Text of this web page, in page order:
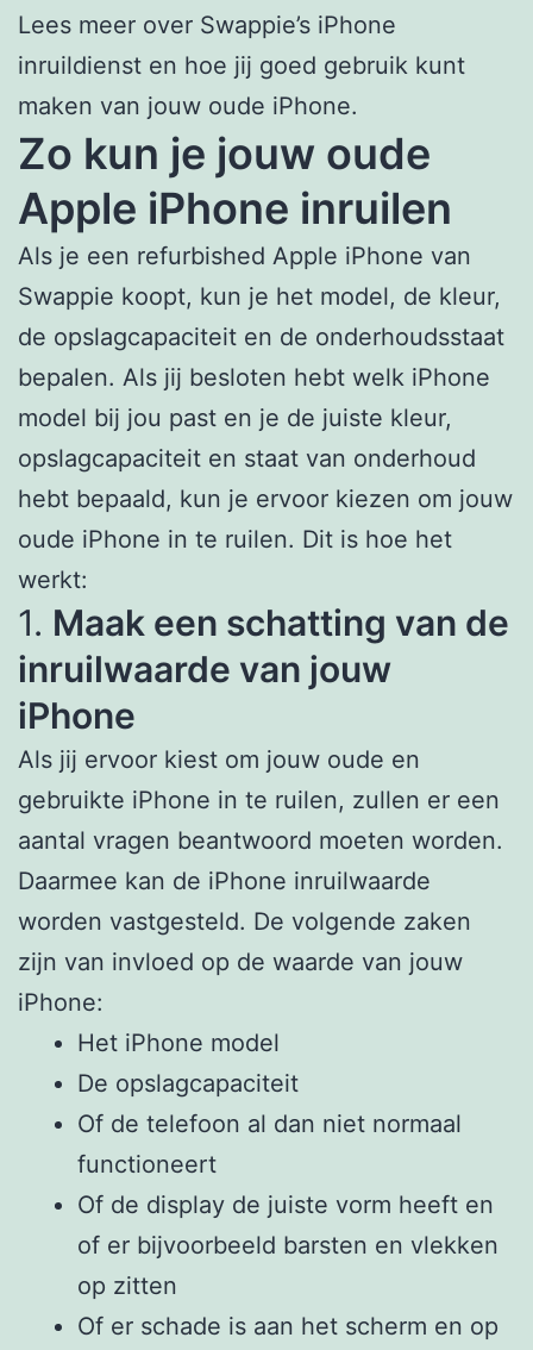
Lees meer over Swappie’s iPhone
inruildienst en hoe jij goed gebruik kunt
maken van jouw oude iPhone.
Zo kun je jouw oude
Apple iPhone inruilen
Als je een refurbished Apple iPhone van
Swappie koopt, kun je het model, de kleur,
de opslagcapaciteit en de onderhoudsstaat
bepalen. Als jij besloten hebt welk iPhone
model bij jou past en je de juiste kleur,
opslagcapaciteit en staat van onderhoud
hebt bepaald, kun je ervoor kiezen om jouw
oude iPhone in te ruilen. Dit is hoe het
werkt:
1. Maak een schatting van de
inruilwaarde van jouw
iPhone
Als jij ervoor kiest om jouw oude en
gebruikte iPhone in te ruilen, zullen er een
aantal vragen beantwoord moeten worden.
Daarmee kan de iPhone inruilwaarde
worden vastgesteld. De volgende zaken
zijn van invloed op de waarde van jouw
iPhone:
Het iPhone model
De opslagcapaciteit
Of de telefoon al dan niet normaal
functioneert
Of de display de juiste vorm heeft en
of er bijvoorbeeld barsten en vlekken
op zitten
Of er schade is aan het scherm en op